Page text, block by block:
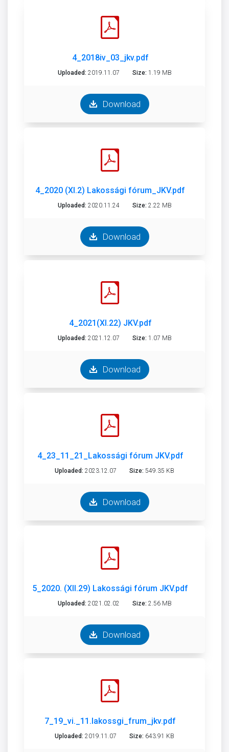
4_2018iv_03_jkv.pdf
Uploaded: 2019.11.07 Size: 1.19 MB
Download
4_2020 (XI.2) Lakossági fórum_JKV.pdf
Uploaded: 2020.11.24 Size: 2.22 MB
Download
4_2021(XI.22) JKV.pdf
Uploaded: 2021.12.07 Size: 1.07 MB
Download
4_23_11_21_Lakossági fórum JKV.pdf
Uploaded: 2023.12.07 Size: 549.35 KB
Download
5_2020. (XII.29) Lakossági fórum JKV.pdf
Uploaded: 2021.02.02 Size: 2.56 MB
Download
7_19_vi._11.lakossgi_frum_jkv.pdf
Uploaded: 2019.11.07 Size: 643.91 KB